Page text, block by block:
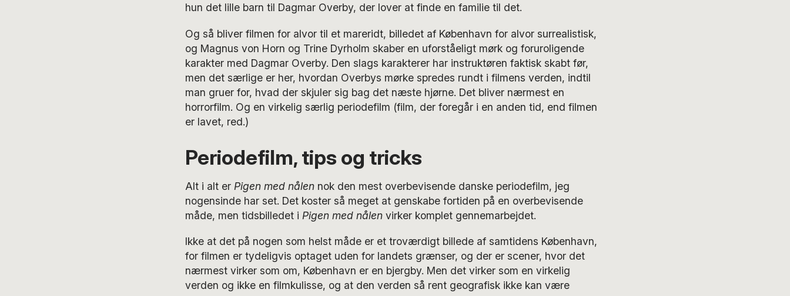
hun det lille barn til Dagmar Overby, der lover at finde en familie til det.
Og så bliver filmen for alvor til et mareridt, billedet af København for alvor surrealistisk,
og Magnus von Horn og Trine Dyrholm skaber en uforståeligt mørk og foruroligende
karakter med Dagmar Overby. Den slags karakterer har instruktøren faktisk skabt før,
men det særlige er her, hvordan Overbys mørke spredes rundt i filmens verden, indtil
man gruer for, hvad der skjuler sig bag det næste hjørne. Det bliver nærmest en
horrorfilm. Og en virkelig særlig periodefilm (film, der foregår i en anden tid, end filmen
er lavet, red.)
Periodefilm, tips og tricks
Alt i alt er Pigen med nålen nok den mest overbevisende danske periodefilm, jeg
nogensinde har set. Det koster så meget at genskabe fortiden på en overbevisende
måde, men tidsbilledet i Pigen med nålen virker komplet gennemarbejdet.
Ikke at det på nogen som helst måde er et troværdigt billede af samtidens København,
for filmen er tydeligvis optaget uden for landets grænser, og der er scener, hvor det
nærmest virker som om, København er en bjergby. Men det virker som en virkelig
verden og ikke en filmkulisse, og at den verden så rent geografisk ikke kan være